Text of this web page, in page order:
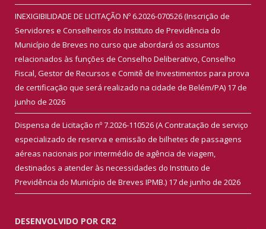
INEXIGIBILIDADE DE LICITAÇÃO Nº 6.2026-070526 (Inscrição de
Servidores e Conselheiros do Instituto de Previdência do
Município de Breves no curso que abordará os assuntos
relacionados às funções de Conselho Deliberativo, Conselho
Fiscal, Gestor de Recursos e Comitê de Investimentos para prova
de certificação que será realizado na cidade de Belém/PA) 17 de
junho de 2026
Dispensa de Licitação nº 7.2026-110526 (A Contratação de serviço
especializado de reserva e emissão de bilhetes de passagens
aéreas nacionais por intermédio de agência de viagem,
destinados a atender às necessidades do Instituto de
Previdência do Município de Breves IPMB.) 17 de junho de 2026
DESENVOLVIDO POR CR2